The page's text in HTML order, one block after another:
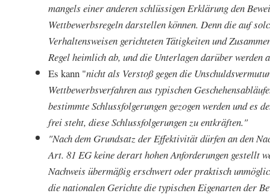
mangels einer anderen schlüssigen Erklärung den
Wettbewerbsregeln darstellen können. Denn die auf
Verhaltensweisen gerichteten Tätigkeiten und
Regel heimlich ab, und die Unterlagen darüber
Es kann "nicht als Verstoß gegen die
Wettbewerbsverfahren aus typischen
bestimmte Schlussfolgerungen gezogen werden und es
frei steht, diese Schlussfolgerungen zu entkräften."
"Nach dem Grundsatz der Effektivität dürfen an den
Art. 81 EG keine derart hohen Anforderungen gestellt
Nachweis übermäßig erschwert oder praktisch
die nationalen Gerichte die typischen Eigenarten der